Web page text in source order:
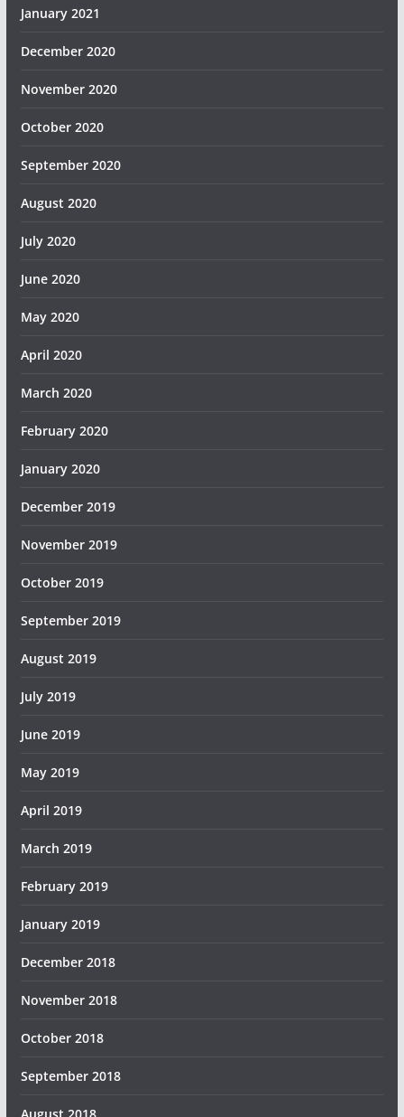
January 2021
December 2020
November 2020
October 2020
September 2020
August 2020
July 2020
June 2020
May 2020
April 2020
March 2020
February 2020
January 2020
December 2019
November 2019
October 2019
September 2019
August 2019
July 2019
June 2019
May 2019
April 2019
March 2019
February 2019
January 2019
December 2018
November 2018
October 2018
September 2018
August 2018